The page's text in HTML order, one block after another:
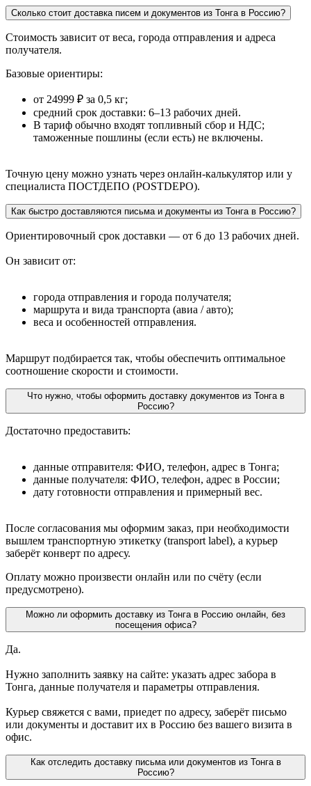
Сколько стоит доставка писем и документов из Тонга в Россию?
Стоимость зависит от веса, города отправления и адреса
получателя.
Базовые ориентиры:
от 24999 ₽ за 0,5 кг;
средний срок доставки: 6–13 рабочих дней.
В тариф обычно входят топливный сбор и НДС;
таможенные пошлины (если есть) не включены.
Точную цену можно узнать через онлайн-калькулятор или у
специалиста ПОСТДЕПО (POSTDEPO).
Как быстро доставляются письма и документы из Тонга в Россию?
Ориентировочный срок доставки — от 6 до 13 рабочих дней.
Он зависит от:
города отправления и города получателя;
маршрута и вида транспорта (авиа / авто);
веса и особенностей отправления.
Маршрут подбирается так, чтобы обеспечить оптимальное
соотношение скорости и стоимости.
Что нужно, чтобы оформить доставку документов из Тонга в
Россию?
Достаточно предоставить:
данные отправителя: ФИО, телефон, адрес в Тонга;
данные получателя: ФИО, телефон, адрес в России;
дату готовности отправления и примерный вес.
После согласования мы оформим заказ, при необходимости
вышлем транспортную этикетку (transport label), а курьер
заберёт конверт по адресу.
Оплату можно произвести онлайн или по счёту (если
предусмотрено).
Можно ли оформить доставку из Тонга в Россию онлайн, без
посещения офиса?
Да.
Нужно заполнить заявку на сайте: указать адрес забора в
Тонга, данные получателя и параметры отправления.
Курьер свяжется с вами, приедет по адресу, заберёт письмо
или документы и доставит их в Россию без вашего визита в
офис.
Как отследить доставку письма или документов из Тонга в
Россию?